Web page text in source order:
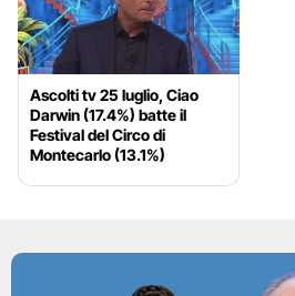
Ascolti tv 25 luglio, Ciao
Darwin (17.4%) batte il
Festival del Circo di
Montecarlo (13.1%)